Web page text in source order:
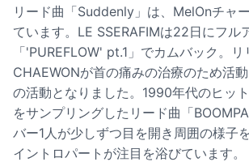
リード曲「Suddenly」は、MelOnチャ
ています。LE SSERAFIMは22日にフル
「'PUREFLOW' pt.1」でカムバック。
CHAEWONが首の痛みの治療のため活
の活動となりました。1990年代のヒッ
をサンプリングしたリード曲「
バー1人が少しずつ目を開き周囲の様子
イントロパートが注目を浴びています。